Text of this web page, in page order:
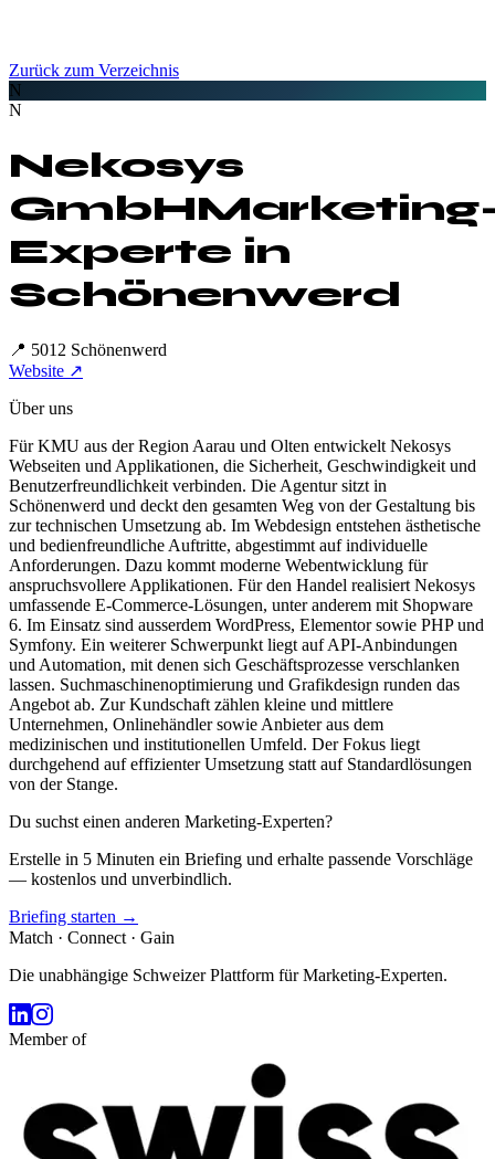
Zurück zum Verzeichnis
N
N
Nekosys
GmbH
Experte in
Schönenwerd
📍 5012 Schönenwerd
Website ↗
Über uns
Für KMU aus der Region Aarau und Olten entwickelt Nekosys
Webseiten und Applikationen, die Sicherheit, Geschwindigkeit und
Benutzerfreundlichkeit verbinden. Die Agentur sitzt in
Schönenwerd und deckt den gesamten Weg von der Gestaltung bis
zur technischen Umsetzung ab. Im Webdesign entstehen ästhetische
und bedienfreundliche Auftritte, abgestimmt auf individuelle
Anforderungen. Dazu kommt moderne Webentwicklung für
anspruchsvollere Applikationen. Für den Handel realisiert Nekosys
umfassende E-Commerce-Lösungen, unter anderem mit Shopware
6. Im Einsatz sind ausserdem WordPress, Elementor sowie PHP und
Symfony. Ein weiterer Schwerpunkt liegt auf API-Anbindungen
und Automation, mit denen sich Geschäftsprozesse verschlanken
lassen. Suchmaschinenoptimierung und Grafikdesign runden das
Angebot ab. Zur Kundschaft zählen kleine und mittlere
Unternehmen, Onlinehändler sowie Anbieter aus dem
medizinischen und institutionellen Umfeld. Der Fokus liegt
durchgehend auf effizienter Umsetzung statt auf Standardlösungen
von der Stange.
Du suchst einen anderen Marketing-Experten?
Erstelle in 5 Minuten ein Briefing und erhalte passende Vorschläge
— kostenlos und unverbindlich.
Briefing starten →
Match · Connect · Gain
Die unabhängige Schweizer Plattform für Marketing-Experten.
Member of